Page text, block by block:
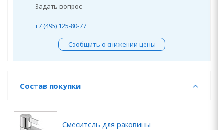
Задать вопрос
+7 (495) 125-80-77
Сообщить о снижении цены
Состав покупки
Смеситель для раковины